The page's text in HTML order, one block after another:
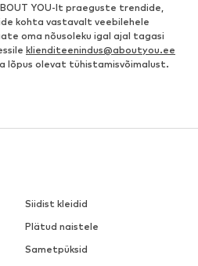
YOU-lt praeguste trendide,
kohta vastavalt veebilehele
oma nõusoleku igal ajal tagasi
klienditeenindus@aboutyou.ee
lõpus olevat tühistamisvõimalust.
Siidist kleidid
Plätud naistele
Sametpüksid